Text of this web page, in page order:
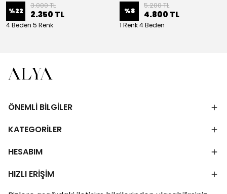
%22
3.000 TL
2.350 TL
4 Beden 5 Renk
%8
5.200 TL
4.800 TL
1 Renk 4 Beden
ÖNEMLİ BİLGİLER
KATEGORİLER
HESABIM
HIZLI ERİŞİM